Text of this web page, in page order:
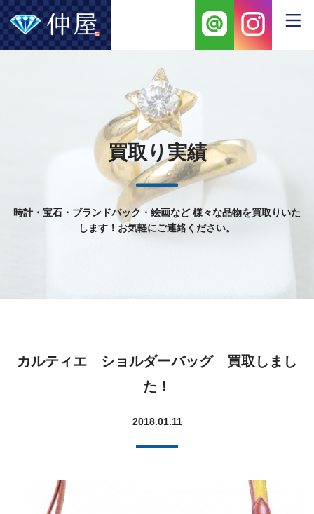
買取り実績
時計・宝石・ブランドバック・絵画など様々な品物を買取りいた
します！お気軽にご連絡ください。
カルティエ ショルダーバッグ 買取しまし
た！
2018.01.11